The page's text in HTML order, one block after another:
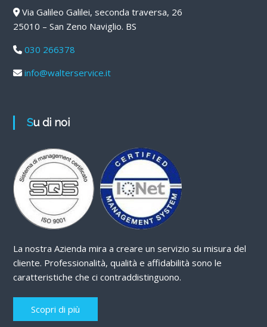
Via Galileo Galilei, seconda traversa, 26
25010 – San Zeno Naviglio. BS
030 266378
info@walterservice.it
Su di noi
La nostra Azienda mira a creare un servizio su misura del
cliente. Professionalità, qualità e affidabilità sono le
caratteristiche che ci contraddistinguono.
Scopri di più